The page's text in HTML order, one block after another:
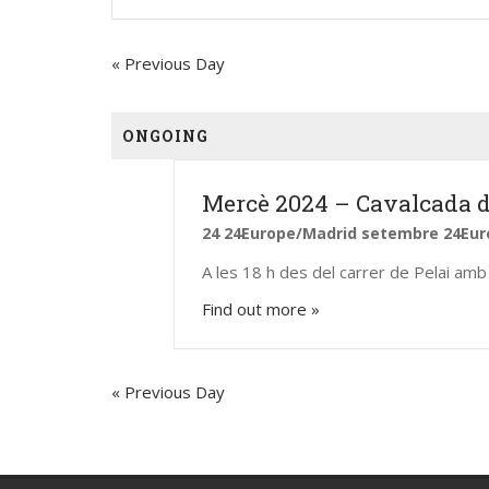
and
Navigation
« Previous Day
ONGOING
Mercè 2024 – Cavalcada
24 24Europe/Madrid setembre
A les 18 h des del carrer de Pelai amb
Find out more »
« Previous Day
Contacte
https://gegantsbcn.cat
C/Duran i Bas, 16
08002 – Barcelona